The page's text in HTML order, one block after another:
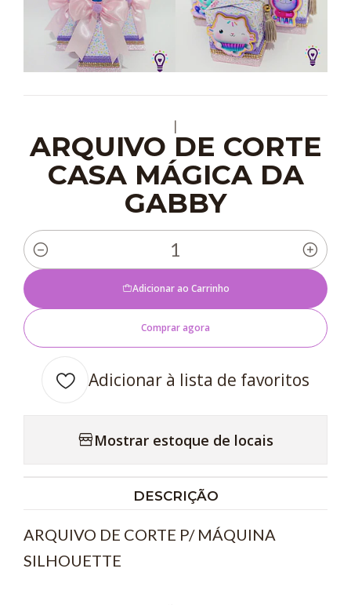
|
ARQUIVO DE CORTE
CASA MÁGICA DA
GABBY
Quantidade
Adicionar ao Carrinho
Comprar agora
Adicionar à lista de favoritos
Mostrar estoque de locais
DESCRIÇÃO
ARQUIVO DE CORTE P/ MÁQUINA
SILHOUETTE